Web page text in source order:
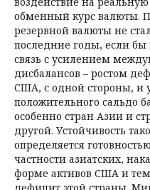
обменный курс валюты.
резервной валюты не
последние годы, если бы
связь с усилением
дисбалансов – ростом
США, с одной стороны, и
положительного сальдо
особенно стран Азии и
другой. Устойчивость
определяется
частности азиатских,
форме активов США и